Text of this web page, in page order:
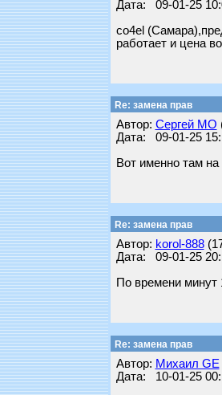
Дата: 09-01-25
co4el
работает и цена
Re: замена прав
Автор: Сергей МО
Дата: 09-01-25
Вот именно там
Re: замена прав
Автор: korol-888
Дата: 09-01-25
По времени минут
Re: замена прав
Автор: Михаил GE
Дата: 10-01-25